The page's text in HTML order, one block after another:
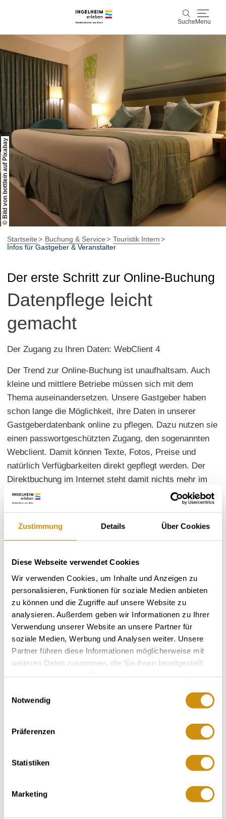
Zustimmung Details Über Cookies
Diese Webseite verwendet Cookies
Wir verwenden Cookies, um Inhalte und Anzeigen zu
personalisieren, Funktionen für soziale Medien anbieten
zu können und die Zugriffe auf unsere Website zu
analysieren. Außerdem geben wir Informationen zu Ihrer
Verwendung unserer Website an unsere Partner für
soziale Medien, Werbung und Analysen weiter. Unsere
Partner führen diese Informationen möglicherweise mit
weiteren Daten zusammen, die Sie ihnen bereitgestellt
Notwendig
Präferenzen
Statistiken
Marketing
Suche Menu
Entdecken & Erleben
Wein & Genuss
Kaiserpfalz, Kunst & Kultur
Planen & Buchen
Info & Service
Leichte Sprache UnterkünfteErlebnisse buchen
© Bild von bottlein auf Pixabay
Startseite Buchung & Service
Touristik Intern
Infos für Gastgeber & Veranstalter
Der erste Schritt zur Online-Buchung
Datenpflege leicht
gemacht
Der Zugang zu Ihren Daten: WebClient 4
Der Trend zur Online-Buchung ist unaufhaltsam. Auch
kleine und mittlere Betriebe müssen sich mit dem
Thema auseinandersetzen. Unsere Gastgeber haben
schon lange die Möglichkeit, ihre Daten in unserer
Gastgeberdatenbank online zu pflegen. Dazu nutzen sie
einen passwortgeschützten Zugang, den sogenannten
Webclient. Damit können Texte, Fotos, Preise und
natürlich Verfügbarkeiten direkt gepflegt werden. Der
Direktbuchung im Internet steht damit nichts mehr im
Wege.
Der Passwort geschützte Zugang kann sofort
eingerichtet werden. Wenden Sie sich dazu an Angelika
Dietz, 06132 / 710009280,angelika.dietz@ikum-
Eine kleine Anleitung finden Sie unten zum
Herunterladen.